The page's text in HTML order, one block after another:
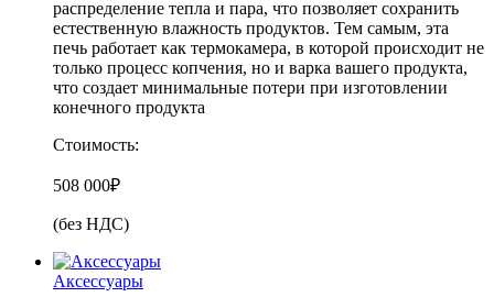
распределение тепла и пара, что позволяет сохранить
естественную влажность продуктов. Тем самым, эта
печь работает как термокамера, в которой происходит не
только процесс копчения, но и варка вашего продукта,
что создает минимальные потери при изготовлении
конечного продукта
Стоимость:
508 000₽
(без НДС)
Аксессуары